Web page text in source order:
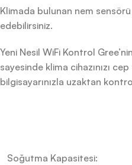
Klimada bulunan nem
edebilirsiniz.
Yeni Nesil WiFi Kontrol
sayesinde klima cihazınızı
bilgisayarınızla uzaktan
Soğutma Kapasitesi: